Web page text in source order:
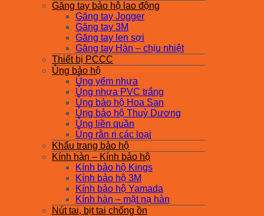
Găng tay bảo hộ lao động
Găng tay Jogger
Găng tay 3M
Găng tay len sợi
Găng tay Hàn – chịu nhiệt
Thiết bị PCCC
Ủng bảo hộ
Ủng yếm nhựa
Ủng nhựa PVC trắng
Ủng bảo hộ Hoa San
Ủng bảo hộ Thuỳ Dương
Ủng liền quần
Ủng rằn ri các loại
Khẩu trang bảo hộ
Kính hàn – Kính bảo hộ
Kính bảo hộ Kings
Kính bảo hộ 3M
Kính bảo hộ Yamada
Kính hàn – mặt nạ hàn
Nút tai, bịt tai chống ồn